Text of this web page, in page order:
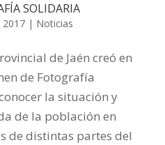
SOLIDARIA
2017| Noticias
de Jaén creó en
de Fotografía
la situación y
de la población en
de distintas partes del